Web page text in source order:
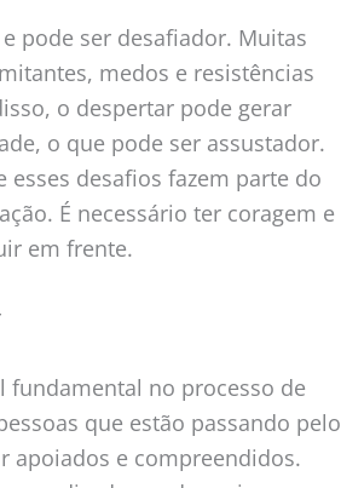
pode ser desafiador. Muitas
medos e resistências
o despertar pode gerar
o que pode ser assustador.
desafios fazem parte do
É necessário ter coragem e
em frente.
fundamental no processo de
que estão passando pelo
apoiados e compreendidos.